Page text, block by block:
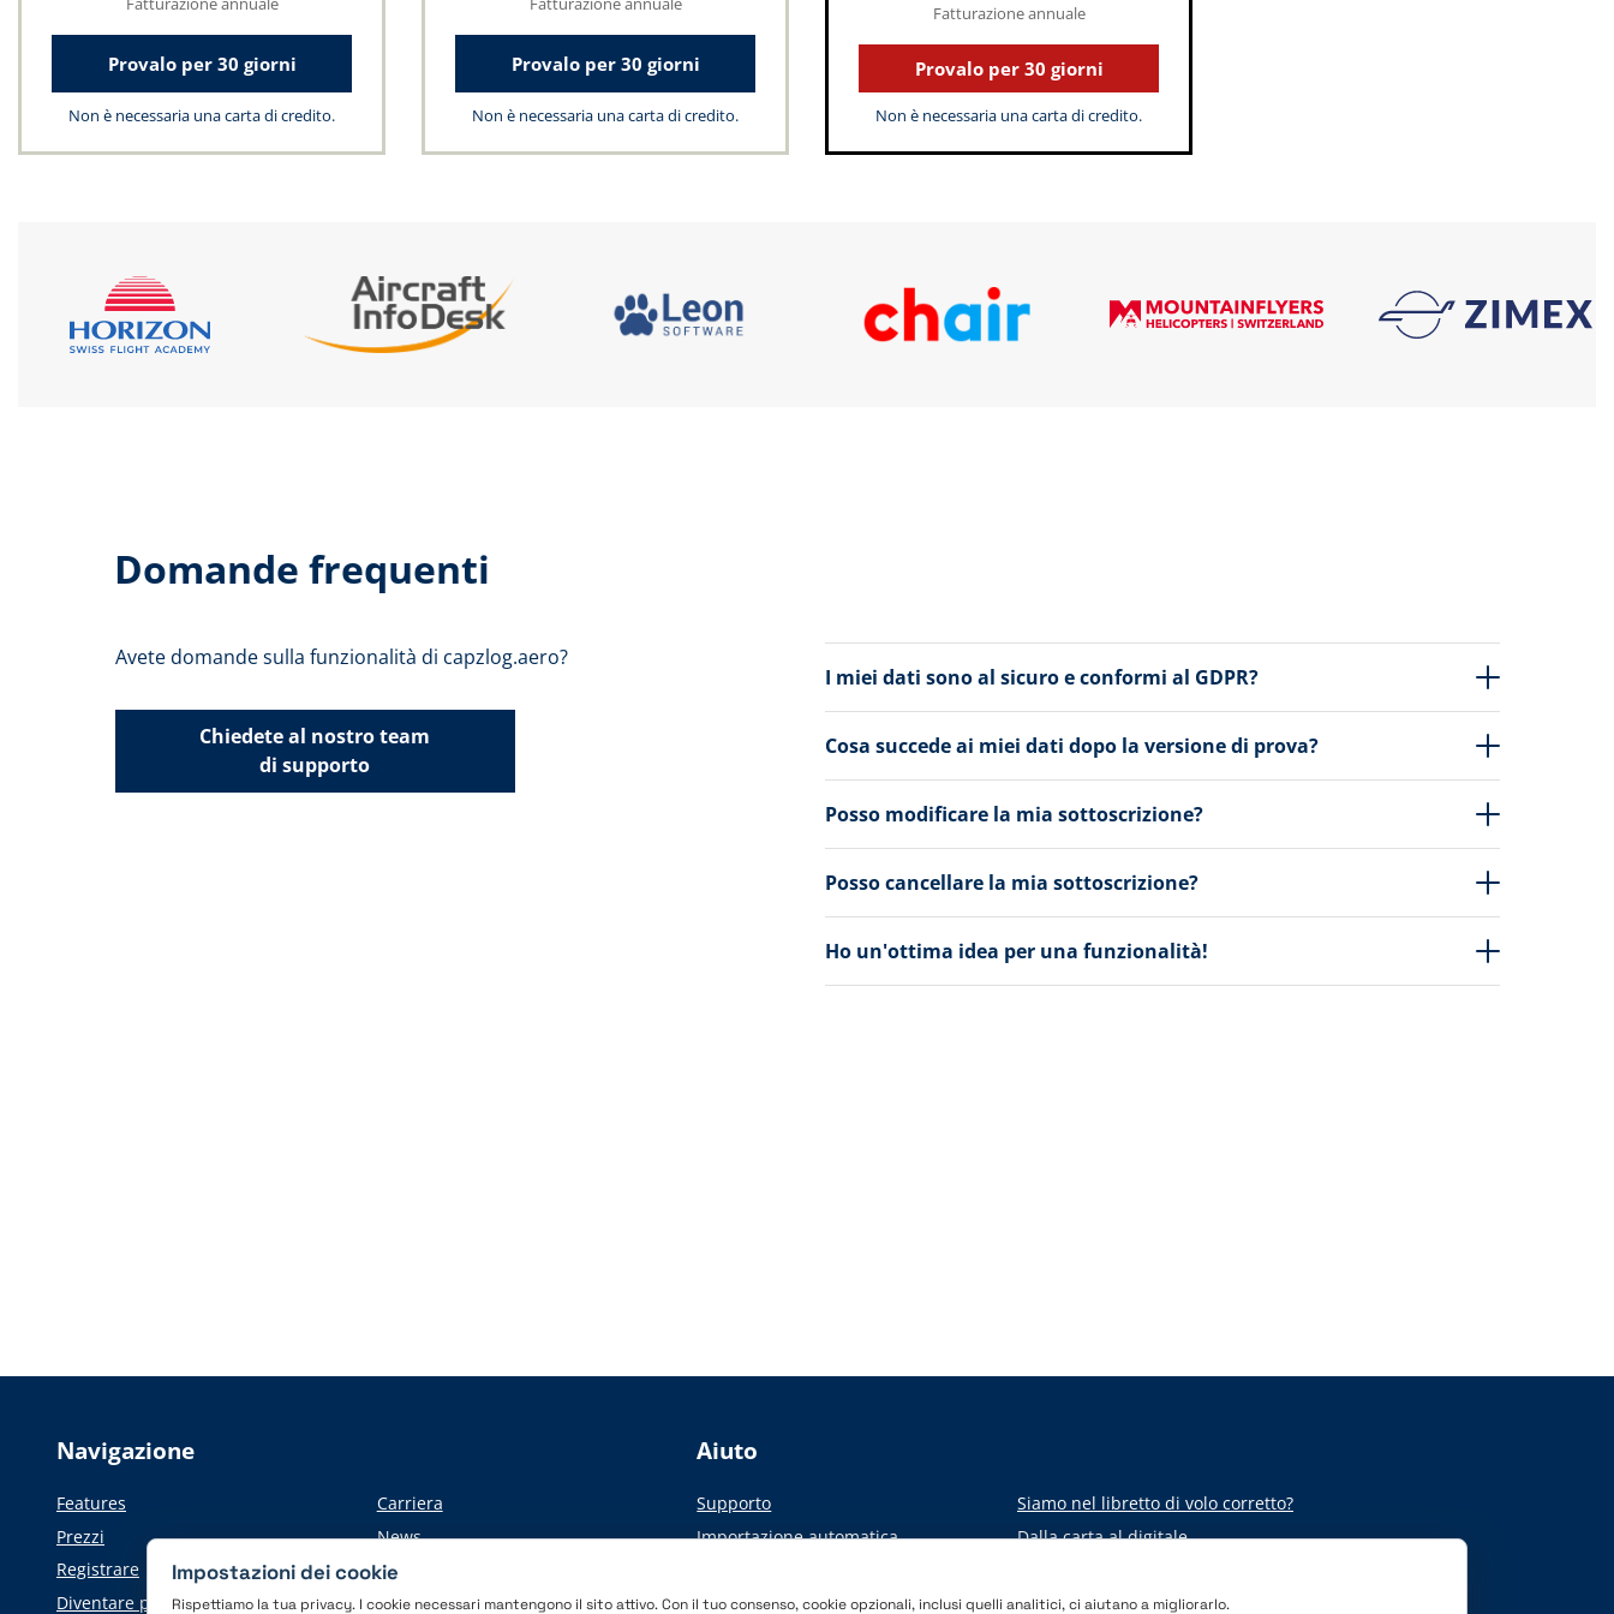
Provalo per 30 giorni
Non è necessaria una carta di credito.
Provalo per 30 giorni
Non è necessaria una carta di credito.
Fatturazione annuale
Provalo per 30 giorni
Non è necessaria una carta di credito.
Domande frequenti
Avete domande sulla funzionalità di capzlog.aero?
Chiedete al nostro team
di supporto
I miei dati sono al sicuro e conformi al GDPR?
Cosa succede ai miei dati dopo la versione di prova?
Posso modificare la mia sottoscrizione?
Posso cancellare la mia sottoscrizione?
Ho un'ottima idea per una funzionalità!
Navigazione
Features
Prezzi
Registrare
Diventare partner
Carriera
News
Informazioni per la stampa
Aiuto
Supporto
Importazione automatica
Siamo nel libretto di volo corretto?
Dalla carta al digitale
Impostazioni dei cookie
Rispettiamo la tua privacy. I cookie necessari mantengono il sito attivo. Con il tuo consenso, cookie opzionali, inclusi quelli analitici, ci aiutano a migliorarlo.